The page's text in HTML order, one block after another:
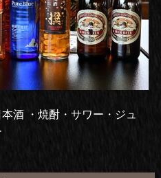
酒 ・焼酎・サワー・ジュ